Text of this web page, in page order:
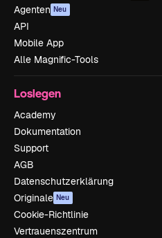
Agenten Neu
API
Mobile App
Alle Magnific-Tools
Loslegen
Academy
Dokumentation
Support
AGB
Datenschutzerklärung
Originale Neu
Cookie-Richtlinie
Vertrauenszentrum